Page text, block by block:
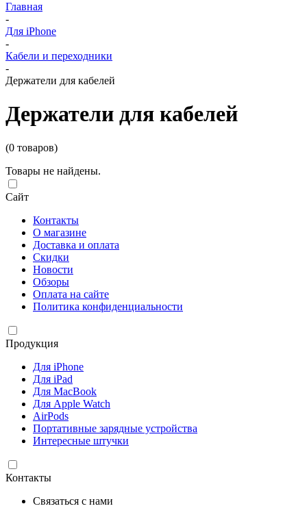
Главная
-
Для iPhone
-
Кабели и переходники
-
Держатели для кабелей
Держатели для кабелей
(0 товаров)
Товары не найдены.
Сайт
Контакты
О магазине
Доставка и оплата
Скидки
Новости
Обзоры
Оплата на сайте
Политика конфиденциальности
Продукция
Для iPhone
Для iPad
Для MacBook
Для Apple Watch
AirPods
Портативные зарядные устройства
Интересные штучки
Контакты
Связаться с нами